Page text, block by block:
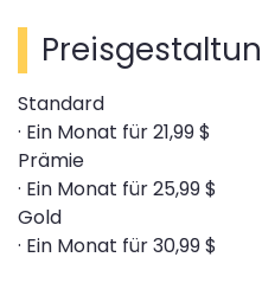
Standard
· Ein Monat für 21,99 $
Prämie
· Ein Monat für 25,99 $
Gold
· Ein Monat für 30,99 $